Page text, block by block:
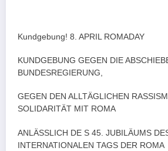
Kundgebung! 8. APRIL ROMADAY
KUNDGEBUNG GEGEN DIE
BUNDESREGIERUNG,
GEGEN DEN ALLTÄGLICHEN
SOLIDARITÄT MIT ROMA
ANLÄSSLICH DE S 45. JUBILÄUMS
INTERNATIONALEN TAGS DER ROMA